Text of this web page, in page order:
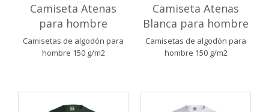
Camiseta Atenas
para hombre
Camisetas de algodón para
hombre 150 g/m2
Camiseta Atenas
Blanca para hombre
Camisetas de algodón para
hombre 150 g/m2